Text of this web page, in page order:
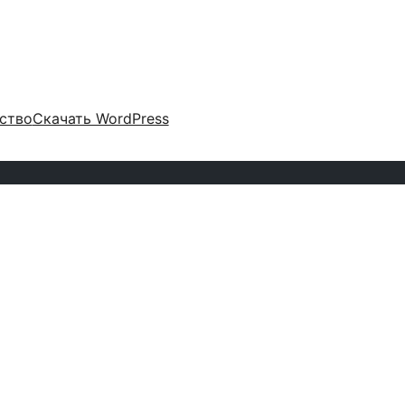
Скачать WordPress